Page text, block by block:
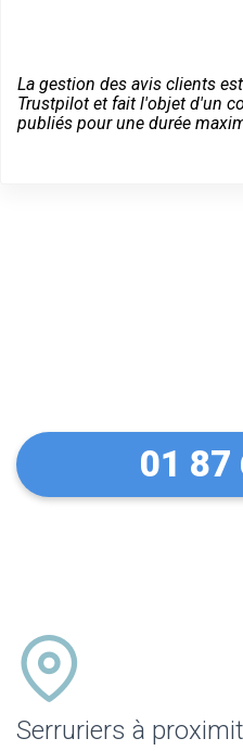
La gestion des avis clients
Trustpilot et fait l'objet d'un
publiés pour une durée
01 87
Serruriers à